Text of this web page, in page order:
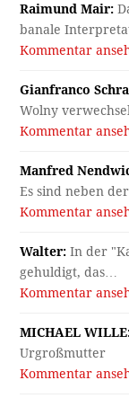
Raimund Mair:
banale
Kommentar
Gianfranco
Wolny
Kommentar
Manfred
Es sind neben
Kommentar
Walter: In der
gehuldigt, das…
Kommentar
MICHAEL
Urgroßmutter
Kommentar